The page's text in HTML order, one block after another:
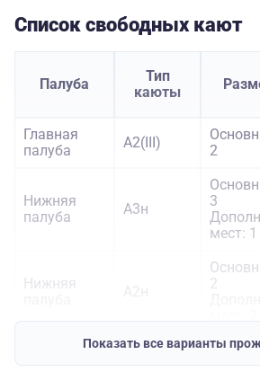
Список свободных кают
Палуба
Тип
каюты
Главная
палуба
А2(III)
2
Нижняя
палуба
А3н
3
мест: 1
Нижняя
2
Показать все варианты